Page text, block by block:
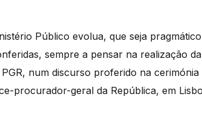
Público evolua, que seja
sempre a pensar na realização
num discurso proferido na
procurador-geral da República, em